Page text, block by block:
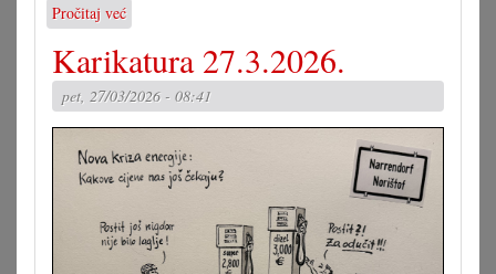
Pročitaj već
Gala
večerom
završen
Grajam
2026.
Karikatura 27.3.2026.
pet, 27/03/2026 - 08:41